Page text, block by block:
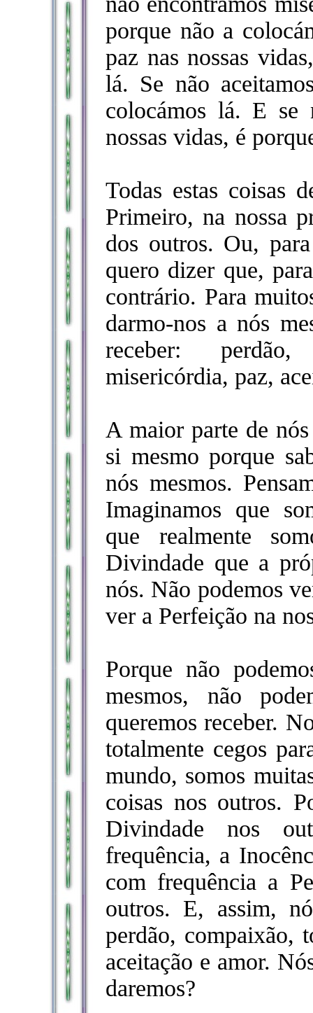
porque não a
paz nas nossas
lá. Se não
colocámos lá. E se
nossas vidas, é
Todas estas coisas
Primeiro, na nossa
dos outros. Ou,
quero dizer que,
contrário. Para
darmo-nos a nós
receber: perdão,
misericórdia, paz,
A maior parte de
si mesmo porque
nós mesmos.
Imaginamos que
que realmente
Divindade que a
nós. Não podemos
ver a Perfeição na
Porque não
mesmos, não
queremos receber.
totalmente cegos
mundo, somos
coisas nos outros.
Divindade nos
frequência, a
com frequência a
outros. E, assim,
perdão, compaixão,
aceitação e amor.
daremos?